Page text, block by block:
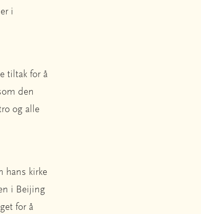
i
tiltak for å
den
og alle
hans kirke
i Beijing
for å